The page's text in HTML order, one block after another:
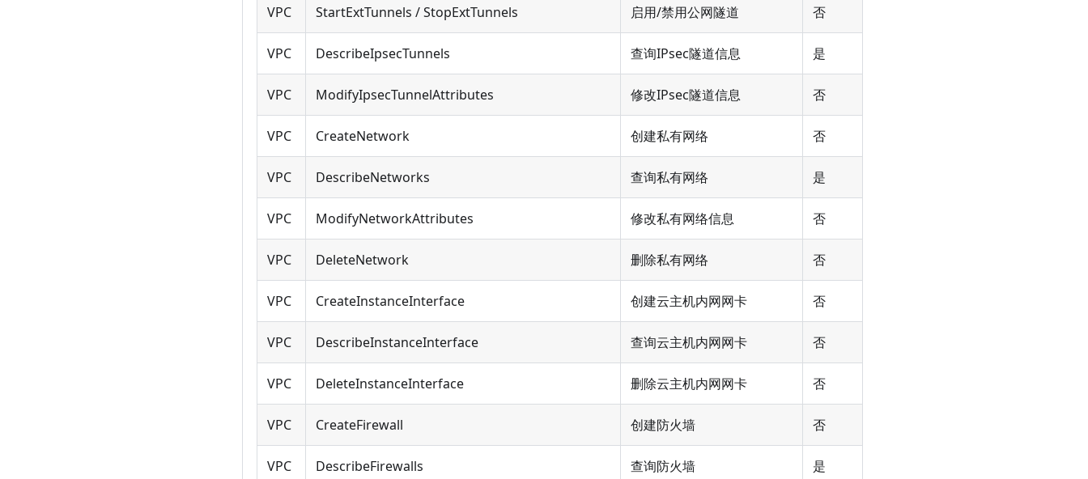
VPC StartExtTunnels / StopExtTunnels 启用/禁用公网隧道 否
VPC DescribeIpsecTunnels 查询IPsec隧道信息 是
VPC ModifyIpsecTunnelAttributes 修改IPsec隧道信息 否
VPC CreateNetwork 创建私有网络 否
VPC DescribeNetworks 查询私有网络 是
VPC ModifyNetworkAttributes 修改私有网络信息 否
VPC DeleteNetwork 删除私有网络 否
VPC CreateInstanceInterface 创建云主机内网网卡 否
VPC DescribeInstanceInterface 查询云主机内网网卡 否
VPC DeleteInstanceInterface 删除云主机内网网卡 否
VPC CreateFirewall 创建防火墙 否
VPC DescribeFirewalls 查询防火墙 是